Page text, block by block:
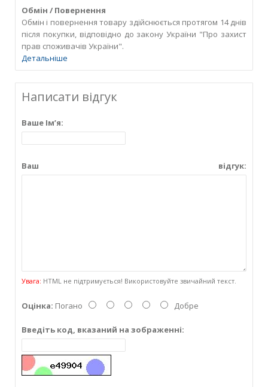
Обмін / Повернення
Обмін і повернення товару здійснюється протягом 14 днів
після покупки, відповідно до закону України "Про захист
прав споживачів України".
Детальніше
Написати відгук
Ваше Ім’я:
Ваш відгук:
Увага: HTML не підтримується! Використовуйте звичайний текст.
Оцінка: Погано Добре
Введіть код, вказаний на зображенні: